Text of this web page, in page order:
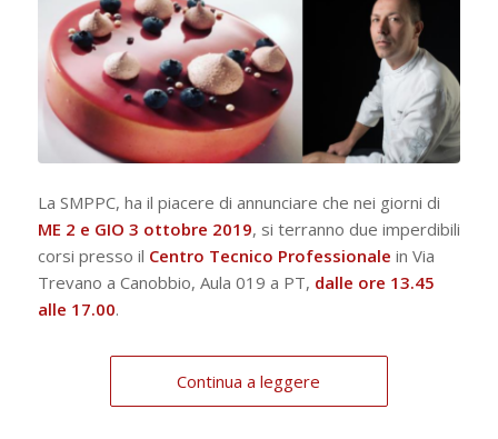
La SMPPC, ha il piacere di annunciare che nei giorni di
ME 2 e GIO 3 ottobre 2019, si terranno due imperdibili
corsi presso il Centro Tecnico Professionale in Via
Trevano a Canobbio, Aula 019 a PT, dalle ore 13.45
alle 17.00.
Continua a leggere